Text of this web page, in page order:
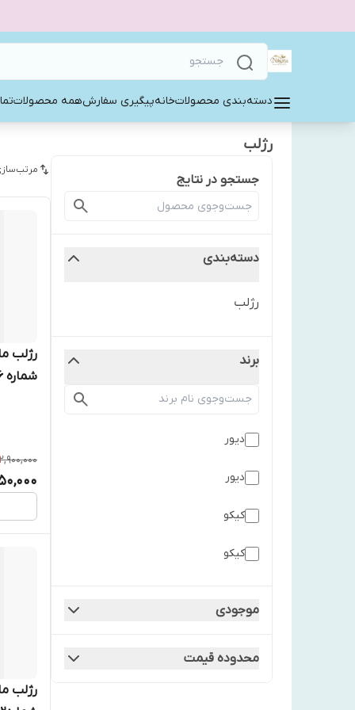
دسته‌بندی محصولاتخانهپیگیری سفارشهمه محصولات
رژلب
جستجو در نتایج
دسته‌بندی
رژلب
برند
ديور
دیور
كيكو
کیکو
موجودی
محدوده قیمت
رژلب
شماره 026 Intense Mauve
2,900,000
رژلب